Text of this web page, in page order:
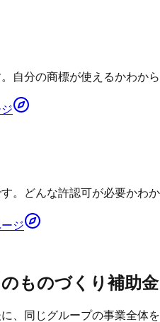
自分の商標が使えるかわか
。どんな許認可が必要かわ
ジ
ものづくり補助
、同じグループの事業全体